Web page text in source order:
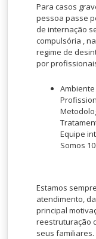
Para casos
pessoa passe
de internação
compulsória ,
regime de
por
Equipe
Somos
Estamos
atendimento,
principal
reestruturação
seus familiares.